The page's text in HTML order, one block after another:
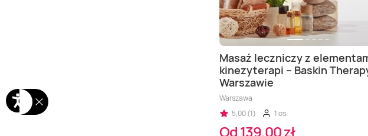
Masaż leczniczy z
kinezyterapi – Baskin
Warszawie
Warszawa
5,00 (1)
1 os.
Od 139,00 zł